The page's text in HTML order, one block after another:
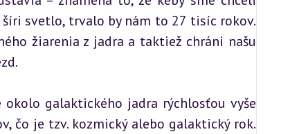
svetlo, trvalo by nám to 27 tisíc rokov.
žiarenia z jadra a taktiež chráni našu
galaktického jadra rýchlosťou vyše
čo je tzv. kozmický alebo galaktický rok.